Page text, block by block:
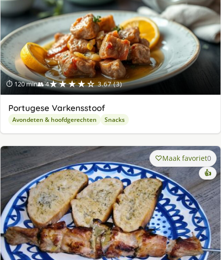
⏱ 120 min👥 4★★★★☆ 3.67 (3)
Portugese Varkensstoof
Avondeten & hoofdgerechten Snacks
Maak favoriet0
👍